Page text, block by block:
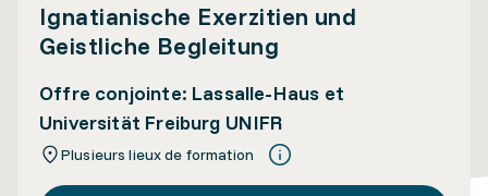
Ignatianische Exerzitien und
Geistliche Begleitung
Offre conjointe: Lassalle-Haus et
Universität Freiburg UNIFR
Plusieurs lieux de formation